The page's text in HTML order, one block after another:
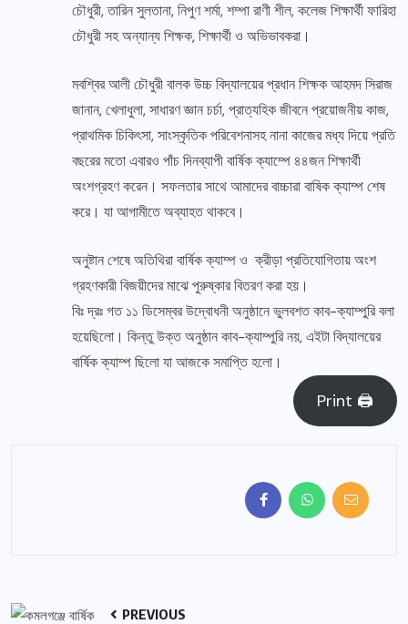
চৌধুরী, তারিন সুলতানা, নিপুণ শর্মা, শম্পা রাণী শীল, কলেজ শিক্ষার্থী ফারিহা
চৌধুরী সহ অন্যান্য শিক্ষক, শিক্ষার্থী ও অভিভাবকরা।
মবশ্বির আলী চৌধুরী বালক উচ্চ বিদ্যালয়ের প্রধান শিক্ষক আহমদ সিরাজ
জানান, খেলাধুলা, সাধারণ জ্ঞান চর্চা, প্রাত্যহিক জীবনে প্রয়োজনীয় কাজ,
প্রাথমিক চিকিৎসা, সাংস্কৃতিক পরিবেশনাসহ নানা কাজের মধ্য দিয়ে প্রতি
বছরের মতো এবারও পাঁচ দিনব্যাপী বার্ষিক ক্যাম্পে ৪৪জন শিক্ষার্থী
অংশগ্রহণ করেন। সফলতার সাথে আমাদের বাচ্চারা বাষিক ক্যাম্প শেষ
করে। যা আগামীতে অব্যাহত থাকবে।
অনুষ্টান শেষে অতিথিরা বার্ষিক ক্যাম্প ও ক্রীড়া প্রতিযোগিতায় অংশ
গ্রহণকারী বিজয়ীদের মাঝে পুরুষ্কার বিতরণ করা হয়।
বিঃ দ্রঃ গত ১১ ডিসেম্বর উদ্বোধনী অনুষ্ঠানে ভুলবশত কাব-ক্যাম্পুরি বলা
হয়েছিলো। কিন্তু উক্ত অনুষ্ঠান কাব-ক্যাম্পুরি নয়, এইটা বিদ্যালয়ের
বার্ষিক ক্যাম্প ছিলো যা আজকে সমাপ্তি হলো।
Print 🖨
PREVIOUS